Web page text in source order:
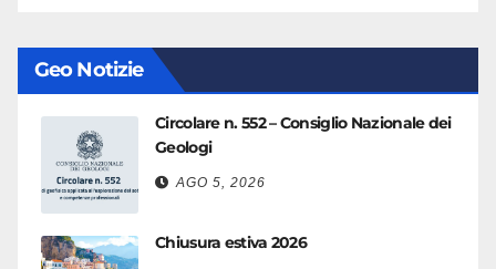
Geo Notizie
Circolare n. 552 – Consiglio Nazionale dei
Geologi
AGO 5, 2026
Chiusura estiva 2026